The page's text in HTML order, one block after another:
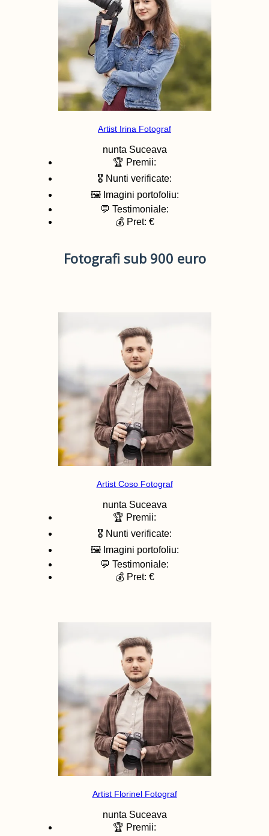
Artist Irina Fotograf
nunta Suceava
🏆 Premii:
🎖️ Nunti verificate:
🖼️ Imagini portofoliu:
💬 Testimoniale:
💰 Pret: €
Fotografi sub 900 euro
Artist Coso Fotograf
nunta Suceava
🏆 Premii:
🎖️ Nunti verificate:
🖼️ Imagini portofoliu:
💬 Testimoniale:
💰 Pret: €
Artist Florinel Fotograf
nunta Suceava
🏆 Premii: